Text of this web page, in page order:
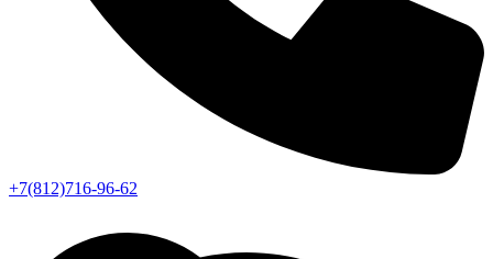
+7(812)716-96-62